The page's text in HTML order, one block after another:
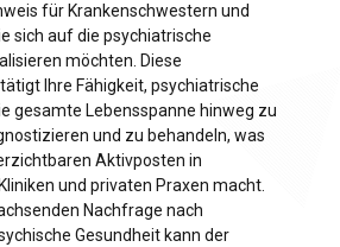
für Krankenschwestern und
sich auf die psychiatrische
möchten. Diese
Ihre Fähigkeit, psychiatrische
gesamte Lebensspanne hinweg zu
und zu behandeln, was
Aktivposten in
und privaten Praxen macht.
Nachfrage nach
Gesundheit kann der